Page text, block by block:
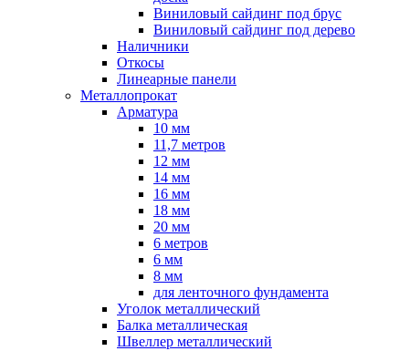
Виниловый сайдинг под брус
Виниловый сайдинг под дерево
Наличники
Откосы
Линеарные панели
Металлопрокат
Арматура
10 мм
11,7 метров
12 мм
14 мм
16 мм
18 мм
20 мм
6 метров
6 мм
8 мм
для ленточного фундамента
Уголок металлический
Балка металлическая
Швеллер металлический